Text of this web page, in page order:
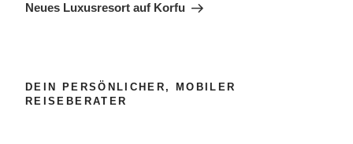
Neues Luxusresort auf Korfu
DEIN PERSÖNLICHER, MOBILER
REISEBERATER